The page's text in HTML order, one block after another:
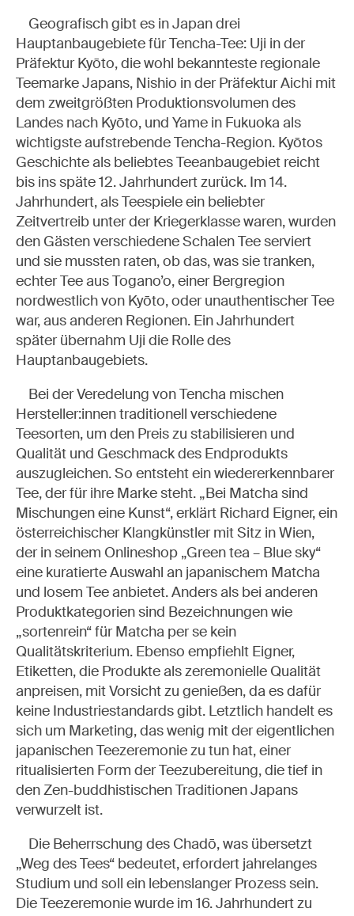
Geografisch gibt es in Japan drei
Hauptanbaugebiete für Tencha-Tee: Uji in der
Präfektur Kyōto, die wohl bekannteste regionale
Teemarke Japans, Nishio in der Präfektur Aichi mit
dem zweitgrößten Produktionsvolumen des
Landes nach Kyōto, und Yame in Fukuoka als
wichtigste aufstrebende Tencha-Region. Kyōtos
Geschichte als beliebtes Teeanbaugebiet reicht
bis ins späte 12. Jahrhundert zurück. Im 14.
Jahrhundert, als Teespiele ein beliebter
Zeitvertreib unter der Kriegerklasse waren, wurden
den Gästen verschiedene Schalen Tee serviert
und sie mussten raten, ob das, was sie tranken,
echter Tee aus Togano’o, einer Bergregion
nordwestlich von Kyōto, oder unauthentischer Tee
war, aus anderen Regionen. Ein Jahrhundert
später übernahm Uji die Rolle des
Hauptanbaugebiets.
Bei der Veredelung von Tencha mischen
Hersteller:innentraditionell verschiedene
Teesorten, um den Preis zu stabilisieren und
Qualität und Geschmack des Endprodukts
auszugleichen. So entsteht ein wiedererkennbarer
Tee, der für ihre Marke steht. „Bei Matcha sind
Mischungen eine Kunst“, erklärt Richard Eigner, ein
österreichischer Klangkünstler mit Sitz in Wien,
der in seinem Onlineshop „Green tea – Blue sky“
eine kuratierte Auswahl an japanischem Matcha
und losem Tee anbietet. Anders als bei anderen
Produktkategorien sind Bezeichnungen wie
„sortenrein“ für Matcha per se kein
Qualitätskriterium. Ebenso empfiehlt Eigner,
Etiketten, die Produkte als zeremonielle Qualität
anpreisen, mit Vorsicht zu genießen, da es dafür
keine Industriestandards gibt. Letztlich handelt es
sich um Marketing, das wenig mit der eigentlichen
japanischen Teezeremonie zu tun hat, einer
ritualisierten Form der Teezubereitung, die tief in
den Zen-buddhistischen Traditionen Japans
verwurzelt ist.
Die Beherrschung des Chadō, was übersetzt
„Weg des Tees“ bedeutet, erfordert jahrelanges
Studium und soll ein lebenslanger Prozess sein.
Die Teezeremonie wurde im 16. Jahrhundert zu